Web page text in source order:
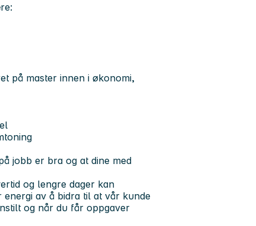
på master innen i økonomi,
jobb er bra og at dine med
og lengre dager kan
av å bidra til at vår kunde
og når du får oppgaver